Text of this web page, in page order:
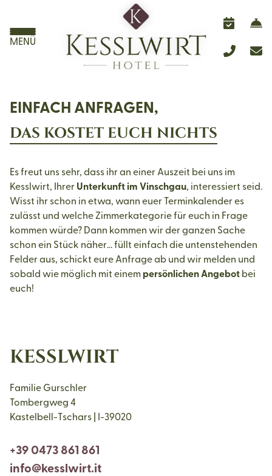
MENÜ
EINFACH ANFRAGEN,
DAS KOSTET EUCH NICHTS
Es freut uns sehr, dass ihr an einer Auszeit bei uns im
Kesslwirt, Ihrer Unterkunft im Vinschgau, interessiert seid.
Wisst ihr schon in etwa, wann euer Terminkalender es
zulässt und welche Zimmerkategorie für euch in Frage
kommen würde? Dann kommen wir der ganzen Sache
schon ein Stück näher… füllt einfach die untenstehenden
Felder aus, schickt eure Anfrage ab und wir melden und
sobald wie möglich mit einem persönlichen Angebot bei
euch!
KESSLWIRT
Familie Gurschler
Tombergweg 4
Kastelbell-Tschars | I-39020
+39 0473 861 861
info@kesslwirt.it